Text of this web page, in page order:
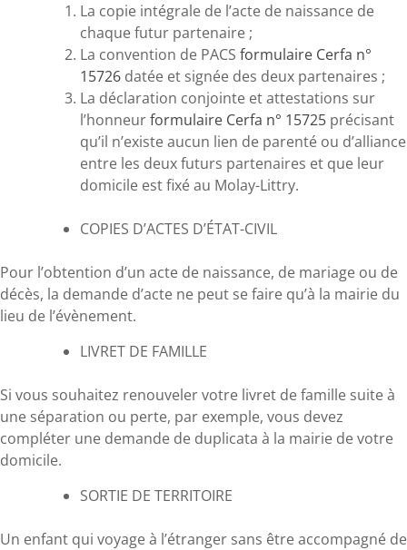
La copie intégrale de l’acte de naissance de
chaque futur partenaire ;
La convention de PACS formulaire Cerfa n°
15726 datée et signée des deux partenaires ;
La déclaration conjointe et attestations sur
l’honneurformulaire Cerfa n° 15725 précisant
qu’il n’existe aucun lien de parenté ou d’alliance
entre les deux futurs partenaires et que leur
domicile est fixé au Molay-Littry.
COPIES D’ACTES D’ÉTAT-CIVIL
Pour l’obtention d’un acte de naissance, de mariage ou de
décès, la demande d’acte ne peut se faire qu’à la mairie du
lieu de l’évènement.
LIVRET DE FAMILLE
Si vous souhaitez renouveler votre livret de famille suite à
une séparation ou perte, par exemple, vous devez
compléter une demande de duplicata à la mairie de votre
domicile.
SORTIE DE TERRITOIRE
Un enfant qui voyage à l’étranger sans être accompagné de